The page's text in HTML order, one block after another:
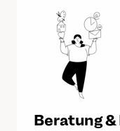
Beratung